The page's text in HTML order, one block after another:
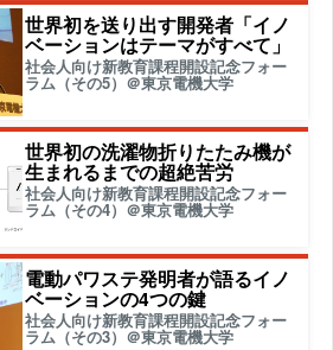
世界初を送り出す開発者「イノ
ベーションはテーマがすべて」
社会人向け新教育課程開設記念フォー
ラム（その5）＠東京電機大学
世界初の洗濯物折りたたみ機が
生まれるまでの超絶苦労
社会人向け新教育課程開設記念フォー
ラム（その4）＠東京電機大学
電動パワステ発明者が語るイノ
ベーションの4つの鍵
社会人向け新教育課程開設記念フォー
ラム（その3）＠東京電機大学